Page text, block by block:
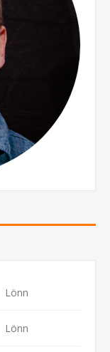
Lönn
Lönn